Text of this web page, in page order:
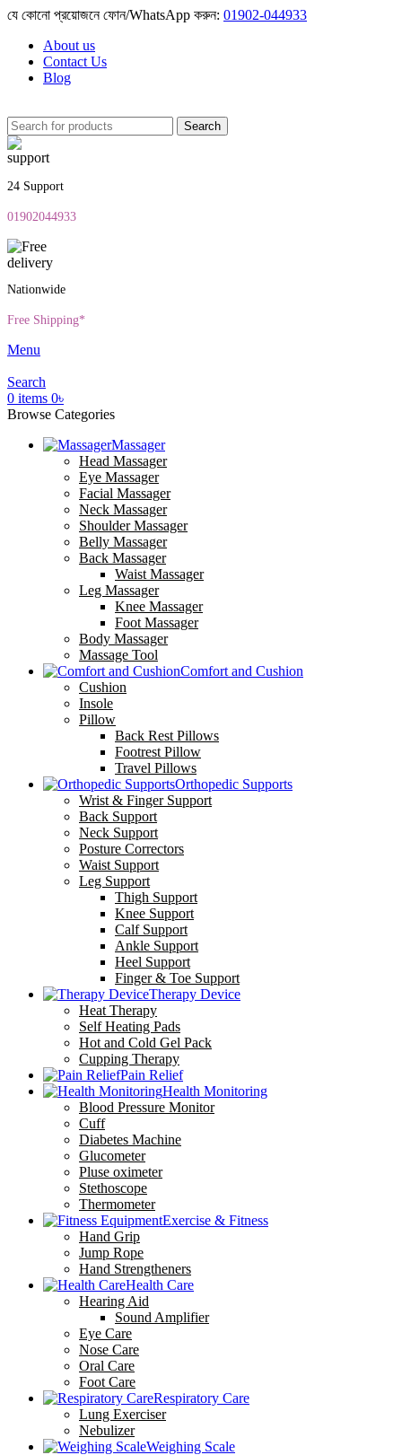
যে কোনো প্রয়োজনে ফোন/WhatsApp করুন: 01902-044933
About us
Contact Us
Blog
Search
24 Support
01902044933
Nationwide
Free Shipping*
Menu
Search
0 items 0৳
Browse Categories
Massager
Head Massager
Eye Massager
Facial Massager
Neck Massager
Shoulder Massager
Belly Massager
Back Massager
Waist Massager
Leg Massager
Knee Massager
Foot Massager
Body Massager
Massage Tool
Comfort and Cushion
Cushion
Insole
Pillow
Back Rest Pillows
Footrest Pillow
Travel Pillows
Orthopedic Supports
Wrist & Finger Support
Back Support
Neck Support
Posture Correctors
Waist Support
Leg Support
Thigh Support
Knee Support
Calf Support
Ankle Support
Heel Support
Finger & Toe Support
Therapy Device
Heat Therapy
Self Heating Pads
Hot and Cold Gel Pack
Cupping Therapy
Pain Relief
Health Monitoring
Blood Pressure Monitor
Cuff
Diabetes Machine
Glucometer
Pluse oximeter
Stethoscope
Thermometer
Exercise & Fitness
Hand Grip
Jump Rope
Hand Strengtheners
Health Care
Hearing Aid
Sound Amplifier
Eye Care
Nose Care
Oral Care
Foot Care
Respiratory Care
Lung Exerciser
Nebulizer
Weighing Scale